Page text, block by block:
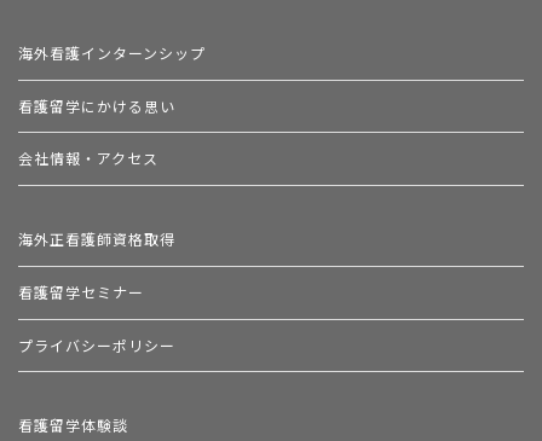
海外看護インターンシップ
看護留学にかける思い
会社情報・アクセス
海外正看護師資格取得
看護留学セミナー
プライバシーポリシー
看護留学体験談